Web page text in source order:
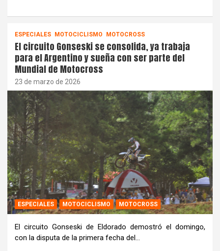
ESPECIALES MOTOCICLISMO MOTOCROSS
El circuito Gonseski se consolida, ya trabaja
para el Argentino y sueña con ser parte del
Mundial de Motocross
23 de marzo de 2026
ESPECIALES MOTOCICLISMO MOTOCROSS
El circuito Gonseski de Eldorado demostró el domingo,
con la disputa de la primera fecha del…